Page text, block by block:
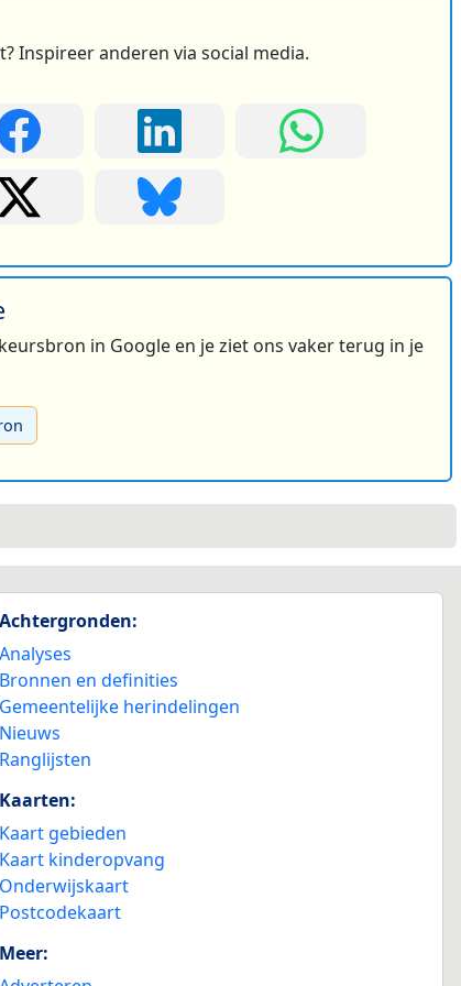
Inspireer anderen via social media.
in Google en je ziet ons vaker terug in je
Achtergronden:
Analyses
Bronnen en definities
Gemeentelijke herindelingen
Nieuws
Ranglijsten
Kaarten:
Kaart gebieden
Kaart kinderopvang
Onderwijskaart
Postcodekaart
Meer: